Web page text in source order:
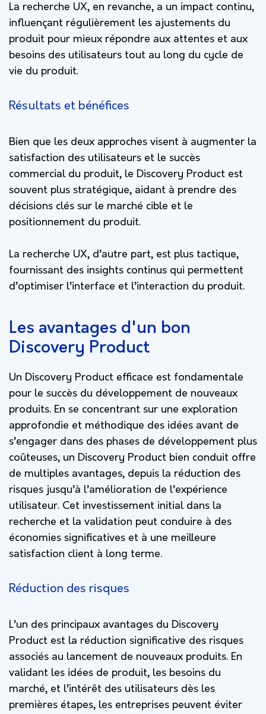
La recherche UX, en revanche, a un impact continu,
influençant régulièrement les ajustements du
produit pour mieux répondre aux attentes et aux
besoins des utilisateurs tout au long du cycle de
vie du produit.
Résultats et bénéfices
Bien que les deux approches visent à augmenter la
satisfaction des utilisateurs et le succès
commercial du produit, le Discovery Product est
souvent plus stratégique, aidant à prendre des
décisions clés sur le marché cible et le
positionnement du produit.
La recherche UX, d’autre part, est plus tactique,
fournissant des insights continus qui permettent
d’optimiser l’interface et l’interaction du produit.
Les avantages d'un bon
Discovery Product
Un Discovery Product efficace est fondamentale
pour le succès du développement de nouveaux
produits. En se concentrant sur une exploration
approfondie et méthodique des idées avant de
s’engager dans des phases de développement plus
coûteuses, un Discovery Product bien conduit offre
de multiples avantages, depuis la réduction des
risques jusqu’à l’amélioration de l’expérience
utilisateur. Cet investissement initial dans la
recherche et la validation peut conduire à des
économies significatives et à une meilleure
satisfaction client à long terme.
Réduction des risques
L’un des principaux avantages du Discovery
Product est la réduction significative des risques
associés au lancement de nouveaux produits. En
validant les idées de produit, les besoins du
marché, et l’intérêt des utilisateurs dès les
premières étapes, les entreprises peuvent éviter